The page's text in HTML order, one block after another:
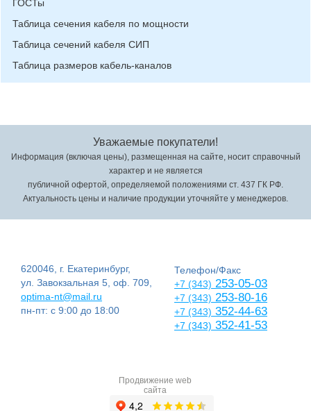
ГОСТы
Таблица сечения кабеля по мощности
Таблица сечений кабеля СИП
Таблица размеров кабель-каналов
Уважаемые покупатели!
Информация (включая цены), размещенная на сайте, носит справочный
характер и не является
публичной офертой, определяемой положениями ст. 437 ГК РФ.
Актуальность цены и наличие продукции уточняйте у менеджеров.
620046, г. Екатеринбург,
ул. Завокзальная 5, оф. 709,
optima-nt@mail.ru
пн-пт: с 9:00 до 18:00
Телефон/Факс
+7 (343) 253-05-03
+7 (343) 253-80-16
+7 (343) 352-44-63
+7 (343) 352-41-53
Продвижение web
сайта